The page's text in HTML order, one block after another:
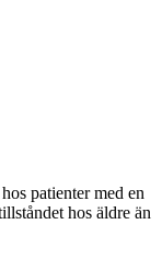
patienter med en
hos äldre än